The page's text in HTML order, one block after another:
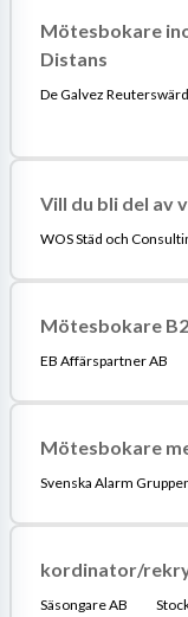
Mötesbokare
Distans
De Galvez
Vill du bli del av
WOS Städ och
Mötesbokare
EB Affärspartner AB
Mötesbokare
Svenska Alarm
kordinator/
Säsongare AB